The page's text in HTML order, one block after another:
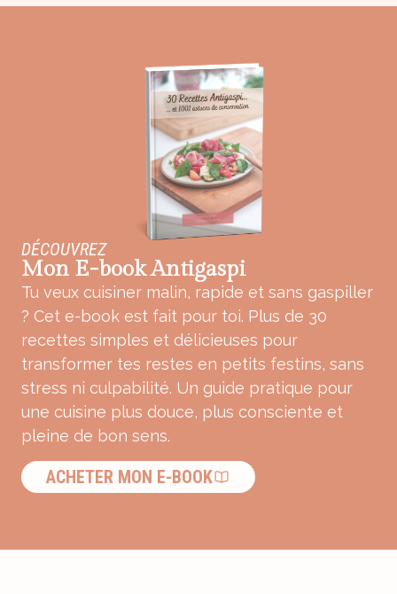
DÉCOUVREZ
Mon E-book Antigaspi
Tu veux cuisiner malin, rapide et sans gaspiller
? Cet e-book est fait pour toi. Plus de 30
recettes simples et délicieuses pour
transformer tes restes en petits festins, sans
stress ni culpabilité. Un guide pratique pour
une cuisine plus douce, plus consciente et
pleine de bon sens.
ACHETER MON E-BOOK